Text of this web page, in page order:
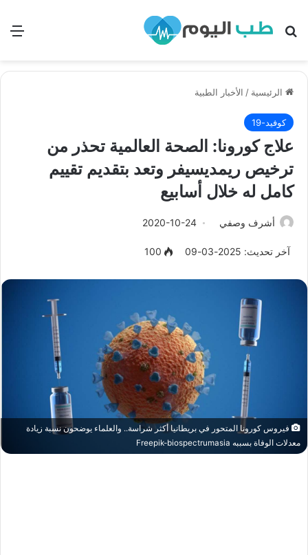
بحث
الرئيسية / الأخبار الطبية
كوفيد-19
علاج كورونا: الصحة العالمية تحذر من
ترخيص ريمديسيفر وتعد بتقديم تقييم
كامل له خلال أسابيع
أشرف وصفي 2020-10-24
آخر تحديث: 2025-03-09 100
فيروس كورونا المتحور في بريطانيا أكثر شراسة.. والعلماء يوضحون نسبة زيادة
معدلات الوفاة بسببه Freepik-biospectrumasia